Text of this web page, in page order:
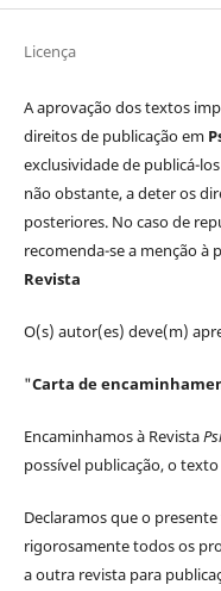
Licença
A aprovação dos textos
direitos de publicação em
exclusividade de publicá-
não obstante, a deter os
posteriores. No caso de
recomenda-se a menção à
Revista
O(s) autor(es) deve(m)
"Carta de
Encaminhamos à Revista
possível publicação, o
Declaramos que o
rigorosamente todos os
a outra revista para